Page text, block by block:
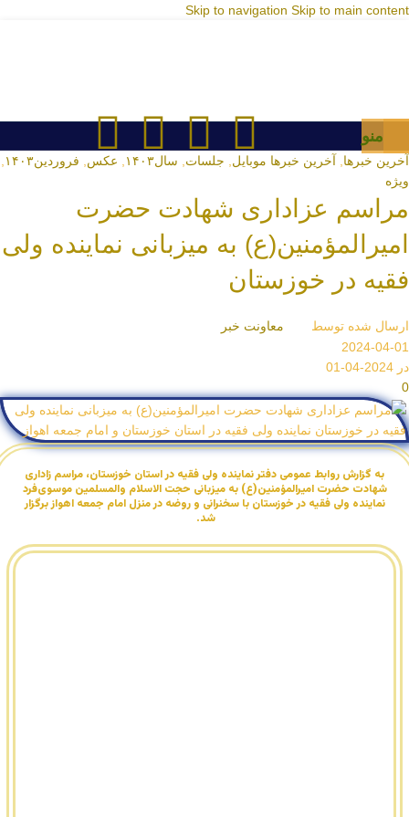
Skip to navigation Skip to main content
منو
آخرین خبرها آخرین خبرها موبایل جلسات سال۱۴۰۳ عکس فروردین۱۴۰۳
ویژه
مراسم عزاداری شهادت حضرت
امیرالمؤمنین(ع) به میزبانی نماینده ولی
فقیه در خوزستان
ارسال شده توسط
معاونت خبر
2024-04-01
در 2024-04-01
0
به گزارش روابط عمومی دفتر نماینده ولی فقیه در استان خوزستان، مراسم زاداری
شهادت حضرت امیرالمؤمنین(ع) به میزبانی حجت الاسلام والمسلمین موسوی‌فرد
نماینده ولی فقیه در خوزستان با سخنرانی و روضه در منزل امام جمعه اهواز برگزار
شد.